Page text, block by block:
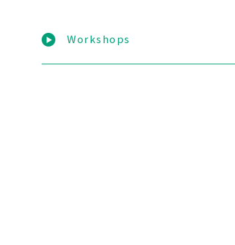
DNAリサーチ出版局
企画管理部
Workshops